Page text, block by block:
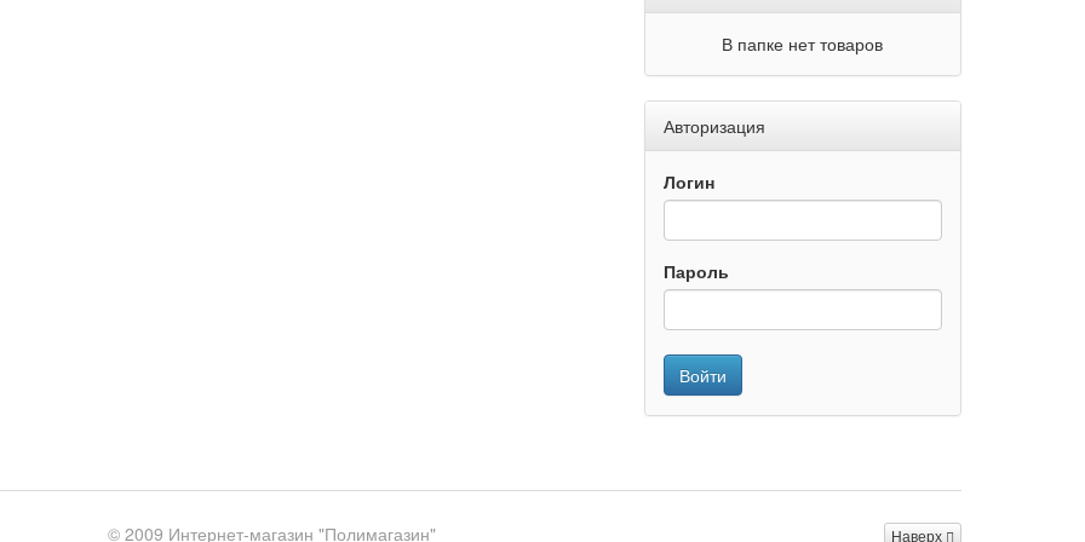
В папке нет товаров
Авторизация
Логин
Пароль
Войти
Наверх
© 2009 Интернет-магазин "Полимагазин"